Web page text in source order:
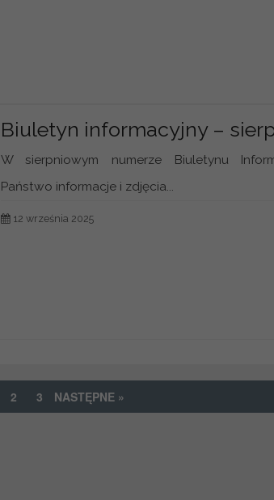
Biuletyn informacyjny –
W sierpniowym numerze Biuletynu
Państwo informacje i zdjęcia...
12 września 2025
2 3 NASTĘPNE »